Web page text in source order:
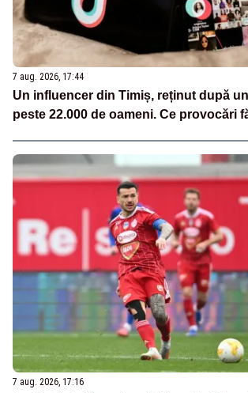
7 aug. 2026, 17:44
Un influencer din Timiș, reținut după
peste 22.000 de oameni. Ce provocări
7 aug. 2026, 17:16